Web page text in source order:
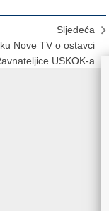
Sljedeća
Nove TV o ostavci
USKOK-a